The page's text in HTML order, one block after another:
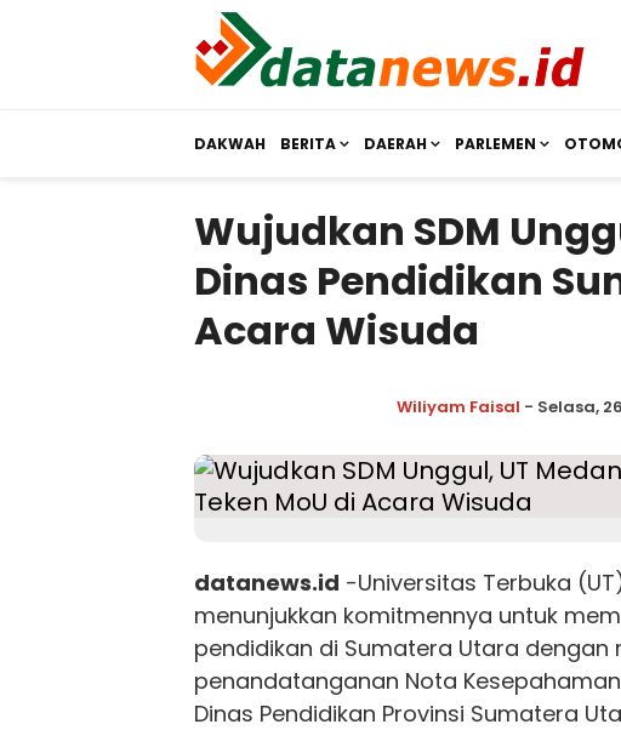
DAKWAH BERITA DAERAH PARLEMEN
Wujudkan SDM
Dinas Pendidikan
Acara Wisuda
Wiliyam Faisal - Selasa,
datanews.id -Universitas Terbuka
menunjukkan komitmennya untuk
pendidikan di Sumatera Utara dengan
penandatanganan Nota
Dinas Pendidikan Provinsi Sumatera